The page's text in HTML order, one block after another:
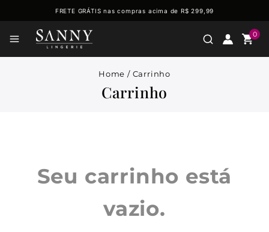
FRETE GRÁTIS nas compras acima de R$ 299,99
0
Home / Carrinho
Carrinho
Seu carrinho está
vazio.